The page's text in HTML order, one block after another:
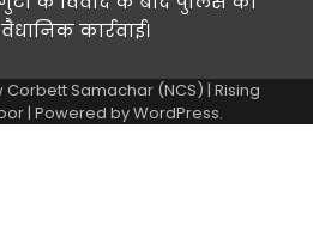
कार्रवाई।
Corbett Samachar (NCS) | Rising
| Powered byWordPress.